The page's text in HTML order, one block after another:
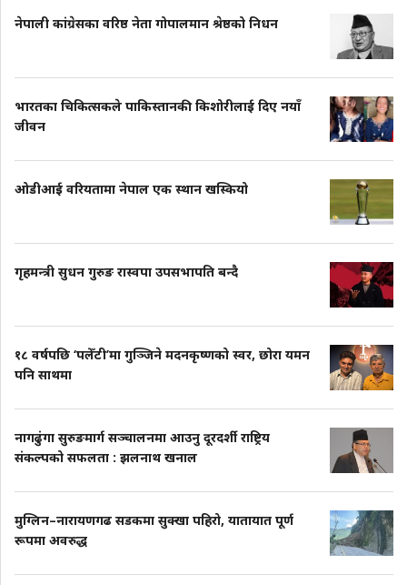
नेपाली कांग्रेसका वरिष्ठ नेता गोपालमान श्रेष्ठको निधन
भारतका चिकित्सकले पाकिस्तानकी किशोरीलाई दिए नयाँ
जीवन
ओडीआई वरियतामा नेपाल एक स्थान खस्कियो
गृहमन्त्री सुधन गुरुङ रास्वपा उपसभापति बन्दै
१८ वर्षपछि ‘पलेँटी’मा गुञ्जिने मदनकृष्णको स्वर, छोरा यमन
पनि साथमा
नागढुंगा सुरुङमार्ग सञ्चालनमा आउनु दूरदर्शी राष्ट्रिय
संकल्पको सफलता : झलनाथ खनाल
मुग्लिन–नारायणगढ सडकमा सुक्खा पहिरो, यातायात पूर्ण
रूपमा अवरुद्ध